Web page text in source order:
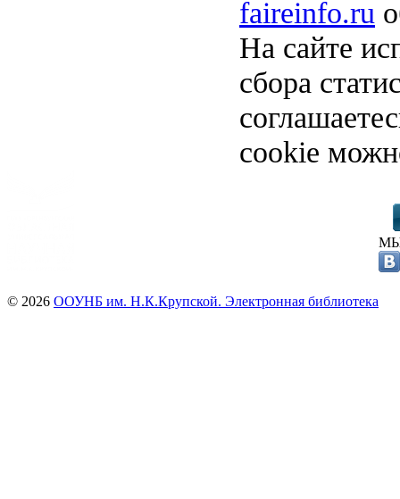
faireinfo.ru
На сайте
сбора
cookie
© 2026 ООУНБ им. Н.К.Крупской. Электронная библиотека